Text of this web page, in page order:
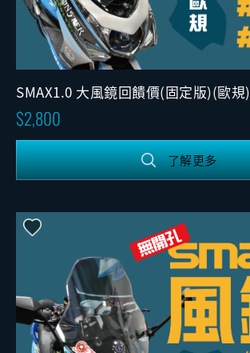
SMAX1.0 大風鏡回饋價(固定版)(歐規)
2,800
了解更多